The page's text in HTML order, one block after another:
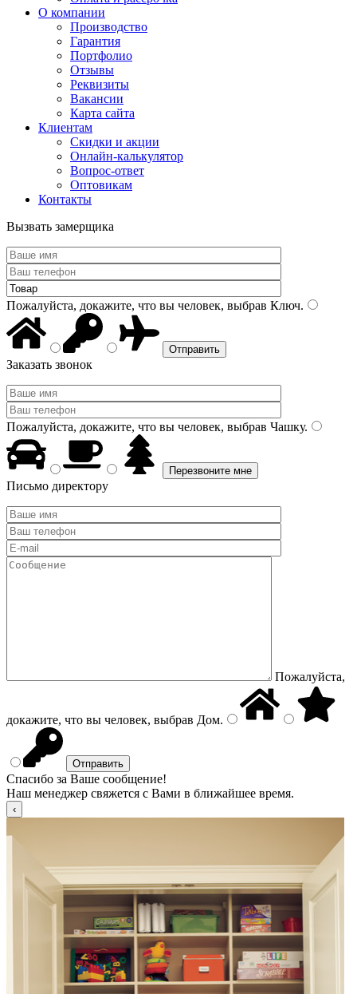
О компании
Производство
Гарантия
Портфолио
Отзывы
Реквизиты
Вакансии
Карта сайта
Клиентам
Скидки и акции
Онлайн-калькулятор
Вопрос-ответ
Оптовикам
Контакты
Вызвать замерщика
Пожалуйста, докажите, что вы человек, выбрав Ключ.
Заказать звонок
Пожалуйста, докажите, что вы человек, выбрав Чашку.
Письмо директору
Пожалуйста,
докажите, что вы человек, выбрав Дом.
Спасибо за Ваше сообщение!
Наш менеджер свяжется с Вами в ближайшее время.